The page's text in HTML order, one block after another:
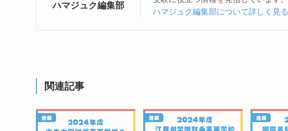
ハマジュク編集部
ハマジュク編集部について詳しく見る
関連記事